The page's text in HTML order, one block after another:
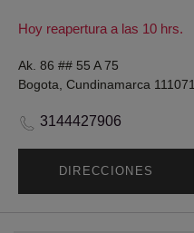
Hoy reapertura a las 10 hrs.
Ak. 86 ## 55 A 75
Bogota, Cundinamarca 111071
3144427906
DIRECCIONES